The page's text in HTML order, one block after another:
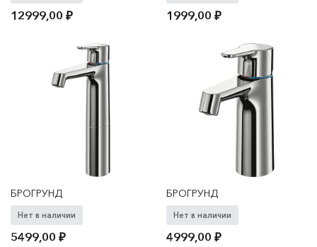
12999,00₽ 1999,00₽
БРОГРУНД
Нет в наличии
5499,00₽
БРОГРУНД
Нет в наличии
4999,00₽